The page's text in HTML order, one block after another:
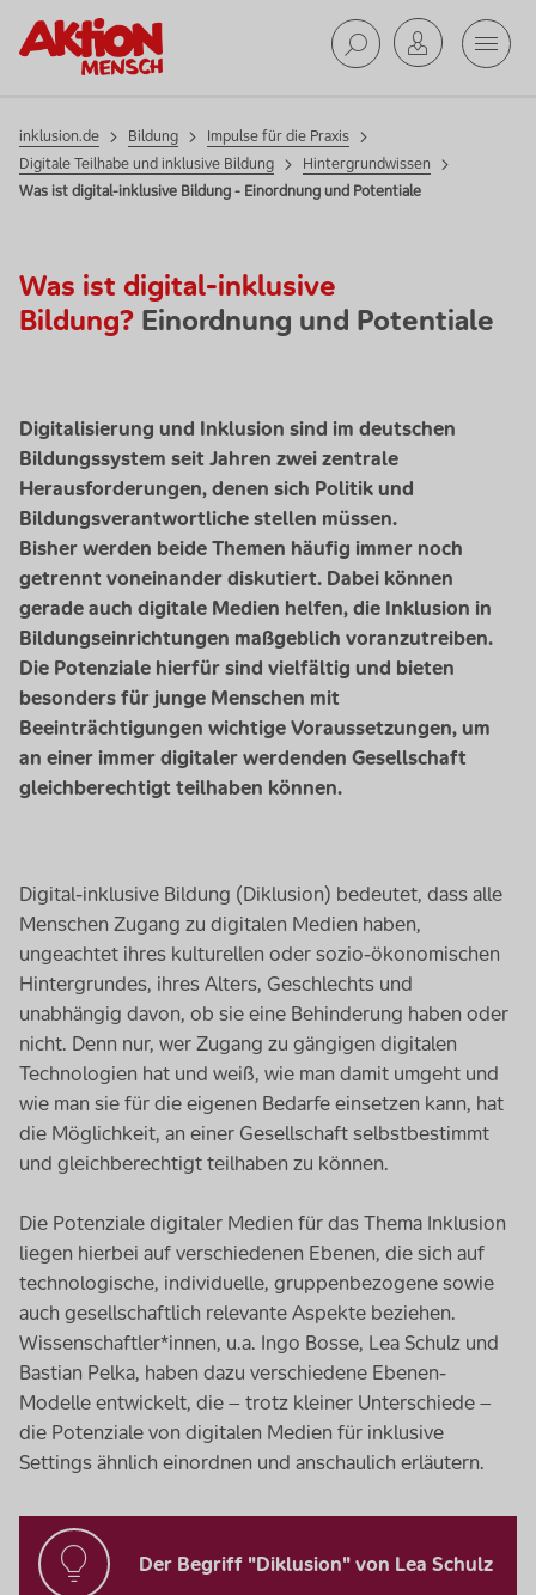
inklusion.de Bildung
Impulse für die Praxis
Digitale Teilhabe und inklusive Bildung
Hintergrundwissen
Was ist digital-inklusive Bildung - Einordnung und Potentiale
Was ist digital-inklusive
Bildung? Einordnung und Potentiale
Digitalisierung und Inklusion sind im deutschen
Bildungssystem seit Jahren zwei zentrale
Herausforderungen, denen sich Politik und
Bildungsverantwortliche stellen müssen.
Bisher werden beide Themen häufig immer noch
getrennt voneinander diskutiert. Dabei können
gerade auch digitale Medien helfen, die Inklusion in
Bildungseinrichtungen maßgeblich voranzutreiben.
Die Potenziale hierfür sind vielfältig und bieten
besonders für junge Menschen mit
Beeinträchtigungen wichtige Voraussetzungen, um
an einer immer digitaler werdenden Gesellschaft
gleichberechtigt teilhaben können.
Digital-inklusive Bildung (Diklusion) bedeutet, dass alle
Menschen Zugang zu digitalen Medien haben,
ungeachtet ihres kulturellen oder sozio-ökonomischen
Hintergrundes, ihres Alters, Geschlechts und
unabhängig davon, ob sie eine Behinderung haben oder
nicht. Denn nur, wer Zugang zu gängigen digitalen
Technologien hat und weiß, wie man damit umgeht und
wie man sie für die eigenen Bedarfe einsetzen kann, hat
die Möglichkeit, an einer Gesellschaft selbstbestimmt
und gleichberechtigt teilhaben zu können.
Die Potenziale digitaler Medien für das Thema Inklusion
liegen hierbei auf verschiedenen Ebenen, die sich auf
technologische, individuelle, gruppenbezogene sowie
auch gesellschaftlich relevante Aspekte beziehen.
Wissenschaftler*innen, u.a. Ingo Bosse, Lea Schulz und
Bastian Pelka, haben dazu verschiedene Ebenen-
Modelle entwickelt, die – trotz kleiner Unterschiede –
die Potenziale von digitalen Medien für inklusive
Settings ähnlich einordnen und anschaulich erläutern.
Der Begriff "Diklusion" von Lea Schulz